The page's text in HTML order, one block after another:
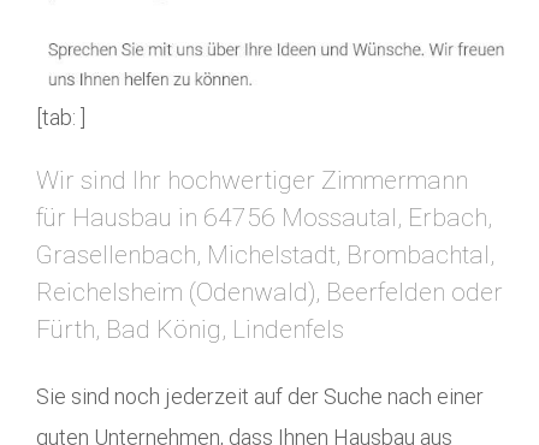
[tab: ]
Wir sind Ihr hochwertiger Zimmermann
für Hausbau in 64756 Mossautal, Erbach,
Grasellenbach, Michelstadt, Brombachtal,
Reichelsheim (Odenwald), Beerfelden oder
Fürth, Bad König, Lindenfels
Sie sind noch jederzeit auf der Suche nach einer
guten Unternehmen, dass Ihnen Hausbau aus